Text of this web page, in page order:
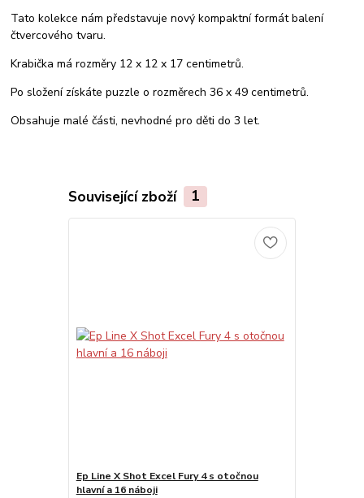
Tato kolekce nám představuje nový kompaktní formát balení
čtvercového tvaru.
Krabička má rozměry 12 x 12 x 17 centimetrů.
Po složení získáte puzzle o rozměrech 36 x 49 centimetrů.
Obsahuje malé části, nevhodné pro děti do 3 let.
Související zboží 1
Ep Line X Shot Excel Fury 4 s otočnou
hlavní a 16 náboji